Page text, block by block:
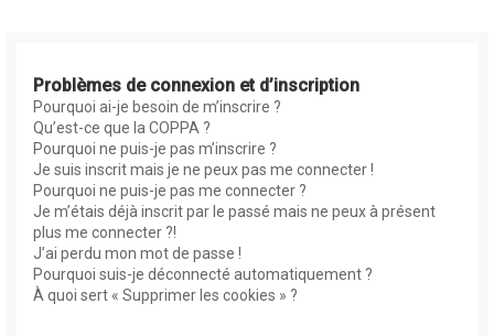
Problèmes de connexion et d’inscription
Pourquoi ai-je besoin de m’inscrire ?
Qu’est-ce que la COPPA ?
Pourquoi ne puis-je pas m’inscrire ?
Je suis inscrit mais je ne peux pas me connecter !
Pourquoi ne puis-je pas me connecter ?
Je m’étais déjà inscrit par le passé mais ne peux à présent
plus me connecter ?!
J’ai perdu mon mot de passe !
Pourquoi suis-je déconnecté automatiquement ?
À quoi sert « Supprimer les cookies » ?